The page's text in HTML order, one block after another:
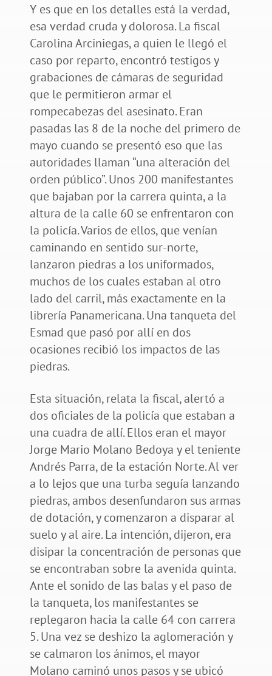
Y es que en los detalles está la verdad,
esa verdad cruda y dolorosa. La fiscal
Carolina Arciniegas, a quien le llegó el
caso por reparto, encontró testigos y
grabaciones de cámaras de seguridad
que le permitieron armar el
rompecabezas del asesinato. Eran
pasadas las 8 de la noche del primero de
mayo cuando se presentó eso que las
autoridades llaman “una alteración del
orden público”. Unos 200 manifestantes
que bajaban por la carrera quinta, a la
altura de la calle 60 se enfrentaron con
la policía. Varios de ellos, que venían
caminando en sentido sur-norte,
lanzaron piedras a los uniformados,
muchos de los cuales estaban al otro
lado del carril, más exactamente en la
librería Panamericana. Una tanqueta del
Esmad que pasó por allí en dos
ocasiones recibió los impactos de las
piedras.
Esta situación, relata la fiscal, alertó a
dos oficiales de la policía que estaban a
una cuadra de allí. Ellos eran el mayor
Jorge Mario Molano Bedoya y el teniente
Andrés Parra, de la estación Norte. Al ver
a lo lejos que una turba seguía lanzando
piedras, ambos desenfundaron sus armas
de dotación, y comenzaron a disparar al
suelo y al aire. La intención, dijeron, era
disipar la concentración de personas que
se encontraban sobre la avenida quinta.
Ante el sonido de las balas y el paso de
la tanqueta, los manifestantes se
replegaron hacia la calle 64 con carrera
5. Una vez se deshizo la aglomeración y
se calmaron los ánimos, el mayor
Molano caminó unos pasos y se ubicó